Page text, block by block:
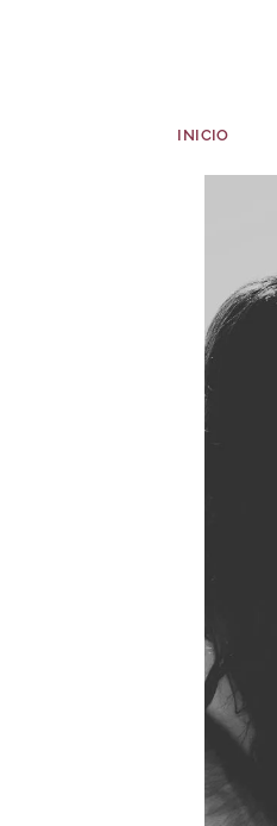
INICIO